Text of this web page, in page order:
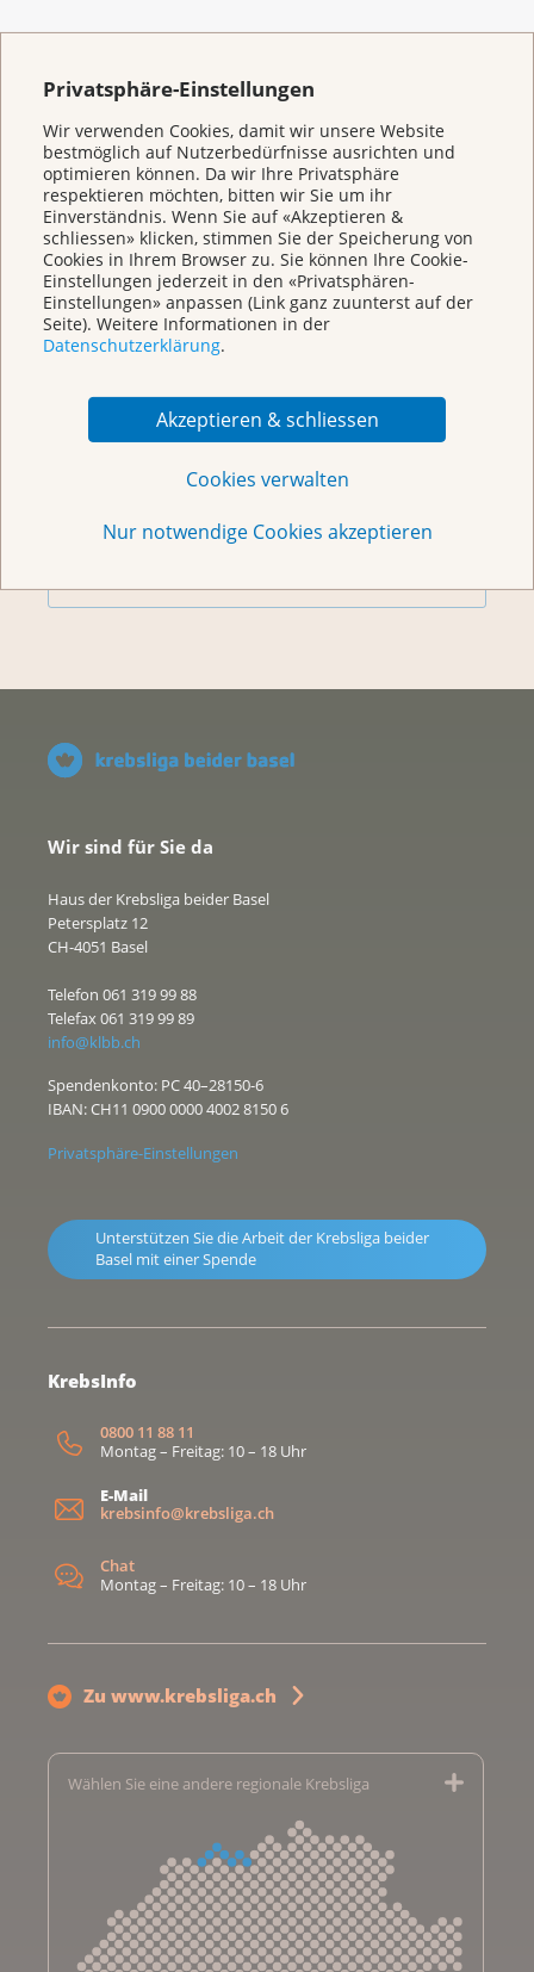
Privatsphäre-Einstellungen
Wir verwenden Cookies, damit wir unsere Website
bestmöglich auf Nutzerbedürfnisse ausrichten und
optimieren können. Da wir Ihre Privatsphäre
respektieren möchten, bitten wir Sie um ihr
Einverständnis. Wenn Sie auf «Akzeptieren &
schliessen» klicken, stimmen Sie der Speicherung von
Cookies in Ihrem Browser zu. Sie können Ihre Cookie-
Einstellungen jederzeit in den «Privatsphären-
Einstellungen» anpassen (Link ganz zuunterst auf der
Seite). Weitere Informationen in der
Datenschutzerklärung.
Akzeptieren & schliessen
Cookies verwalten
Nur notwendige Cookies akzeptieren
Weitere Themen
Beratung
Vorsorge & Forschung
Wir sind für Sie da
Haus der Krebsliga beider Basel
Petersplatz 12
CH-4051 Basel
Telefon 061 319 99 88
Telefax 061 319 99 89
info@klbb.ch
Spendenkonto: PC 40–28150-6
IBAN: CH11 0900 0000 4002 8150 6
Privatsphäre-Einstellungen
Unterstützen Sie die Arbeit der Krebsliga beider
Basel mit einer Spende
KrebsInfo
0800 11 88 11
Montag – Freitag: 10 – 18 Uhr
E-Mail
krebsinfo@krebsliga.ch
Chat
Montag – Freitag: 10 – 18 Uhr
Zu www.krebsliga.ch
Wählen Sie eine andere regionale Krebsliga